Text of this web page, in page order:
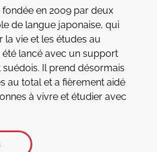
fondée en 2009 par deux
de langue japonaise, qui
la vie et les études au
été lancé avec un support
suédois. Il prend désormais
au total et a fièrement aidé
à vivre et étudier avec